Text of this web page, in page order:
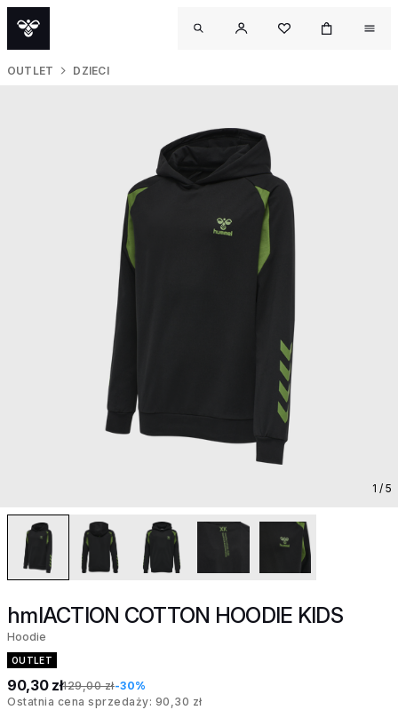
OUTLET DZIECI
1 / 5
hmlACTION COTTON HOODIE KIDS
Hoodie
OUTLET
90,30 zł129,00 zł-30%
Ostatnia cena sprzedaży: 90,30 zł